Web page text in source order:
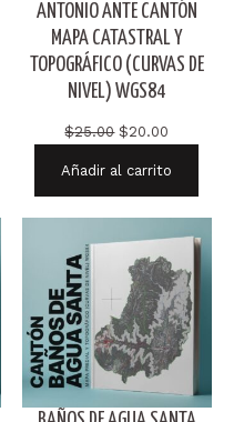
ANTONIO ANTE CANTÓN
MAPA CATASTRAL Y
TOPOGRÁFICO (CURVAS DE
NIVEL) WGS84
$25.00 El
original
$20.00
actual
$20.00.
Añadir al carrito